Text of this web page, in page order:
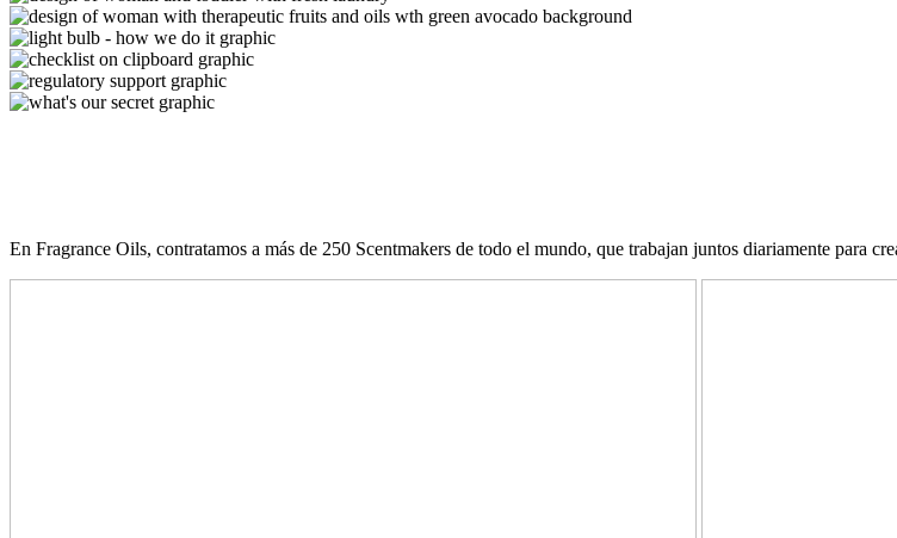
En Fragrance Oils, contratamos a más de 250 Scentmakers de todo el mundo, que trabajan juntos diariamente para